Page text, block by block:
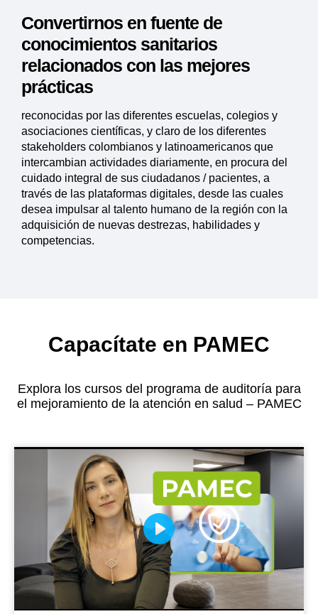
Convertirnos en fuente de
conocimientos sanitarios
relacionados con las mejores
prácticas
reconocidas por las diferentes escuelas, colegios y
asociaciones científicas, y claro de los diferentes
stakeholders colombianos y latinoamericanos que
intercambian actividades diariamente, en procura del
cuidado integral de sus ciudadanos / pacientes, a
través de las plataformas digitales, desde las cuales
desea impulsar al talento humano de la región con la
adquisición de nuevas destrezas, habilidades y
competencias.
Capacítate en PAMEC
Explora los cursos del programa de auditoría para
el mejoramiento de la atención en salud – PAMEC
P
l
y